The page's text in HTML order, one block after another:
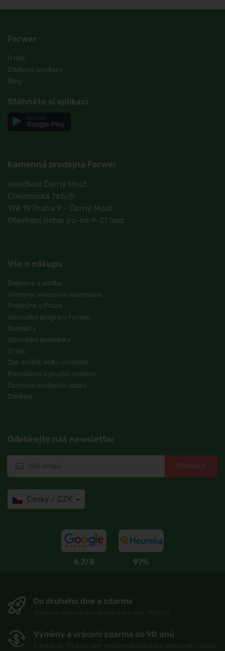
Ferwer
O nás
Dárkové poukazy
Blog
Stáhněte si aplikaci
Google Play
Kamenná prodejna Ferwer
Westfield Černý Most
Chlumecká 765/6
198 19 Praha 9 - Černý Most
Otevírací doba: po-ne 9-21 hod.
Vše o nákupu
Doprava a platby
Výměny, vrácení a reklamace
Prodejna v Praze
Věrnostní program Ferwer
Kontakty
Obchodní podmínky
O nás
Jak změřit délku chodidla
Prohlášení o použití cookies
Ochrana osobních údajů
Cookies
Odebírejte náš newsletter
Přihlásit
Česky / CZK
4,7/5 97%
Do druhého dne a zdarma
Výměny a vrácení zdarma do 90 dnů